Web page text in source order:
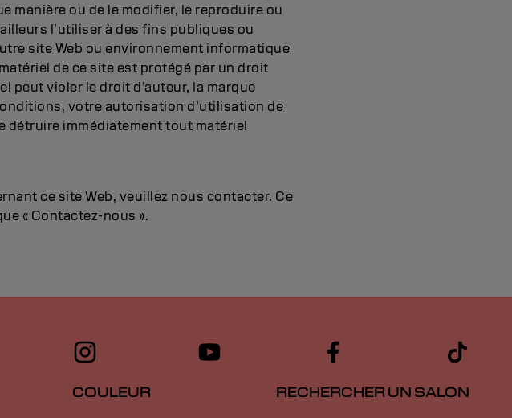
manière ou de le modifier, le reproduire ou
l’utiliser à des fins publiques ou
site Web ou environnement informatique
de ce site est protégé par un droit
peut violer le droit d’auteur, la marque
votre autorisation d’utilisation de
détruire immédiatement tout matériel
ce site Web, veuillez nous contacter. Ce
« Contactez-nous ».
COULEUR RECHERCHER UN SALON